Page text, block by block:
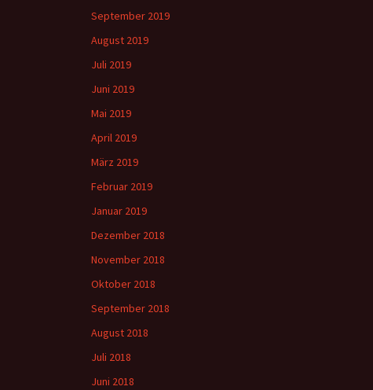
September 2019
August 2019
Juli 2019
Juni 2019
Mai 2019
April 2019
März 2019
Februar 2019
Januar 2019
Dezember 2018
November 2018
Oktober 2018
September 2018
August 2018
Juli 2018
Juni 2018